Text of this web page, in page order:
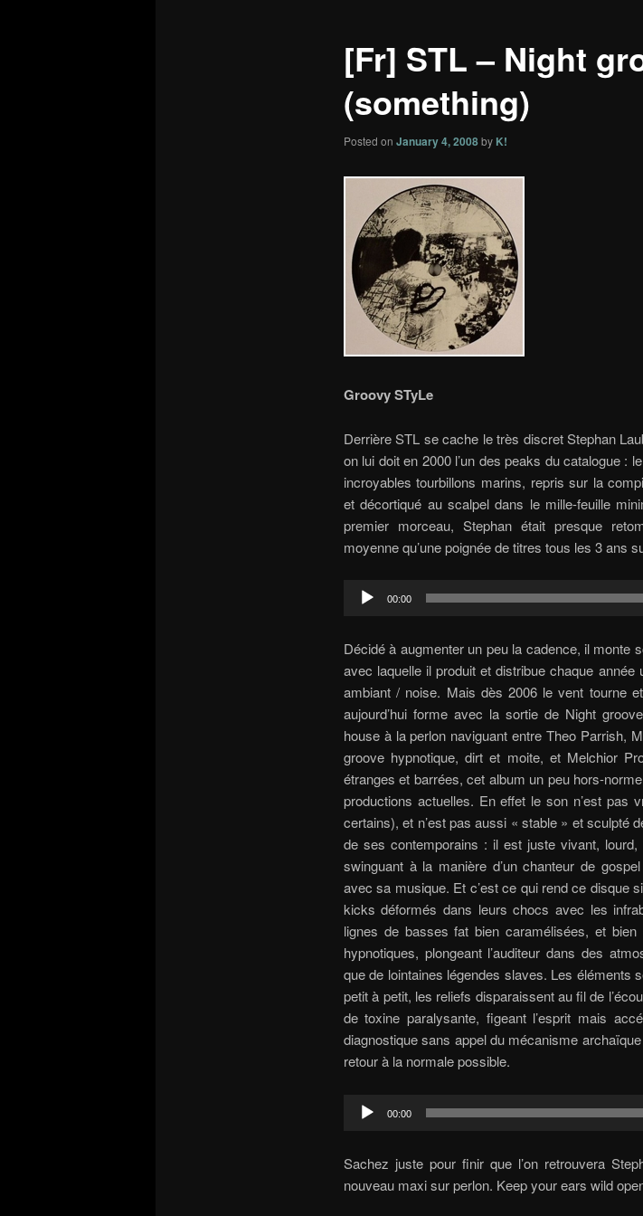
[Fr] STL – Night
(something)
Posted on January 4, 2008by K!
Groovy STyLe
Derrière STL se cache le très discretStephan
on lui doit en 2000 l’un des peaks du catalogue :
incroyables tourbillons marins, repris sur la
et décortiqué au scalpel dans le mille-feuille
premier morceau, Stephan était presque
moyenne qu’une poignée de titres tous les 3 ans
Audio
00:00
Décidé à augmenter un peu la cadence, il monte
avec laquelle il produit et distribue chaque
ambiant / noise. Mais dès 2006 le vent tourne
aujourd’hui forme avec la sortie de Night
house à la perlon naviguant entre Theo Parrish,
groove hypnotique, dirt et moite, et Melchior
étranges et barrées, cet album un peu hors-
productions actuelles. En effet le son n’est pas
certains), et n’est pas aussi « stable » et sculpté
de ses contemporains : il est juste vivant, lourd,
swinguant à la manière d’un chanteur de
avec sa musique. Et c’est ce qui rend ce disque
kicks déformés dans leurs chocs avec les
lignes de basses fat bien caramélisées, et
hypnotiques, plongeant l’auditeur dans des
que de lointaines légendes slaves. Les éléments
petit à petit, les reliefs disparaissent au fil de
de toxine paralysante, figeant l’esprit mais
diagnostique sans appel du mécanisme
retour à la normale possible.
Audio
Player
00:00
Sachez juste pour finir que l’on retrouvera
nouveau maxi sur perlon. Keep your ears wild